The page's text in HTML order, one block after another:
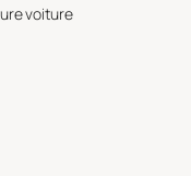
voiture